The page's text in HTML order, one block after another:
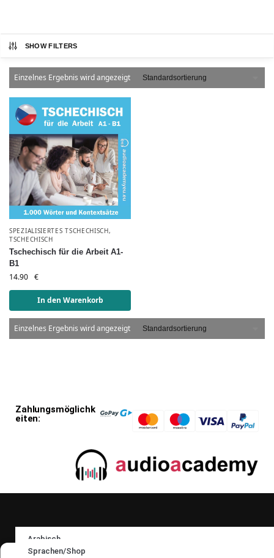
SHOW FILTERS
Einzelnes Ergebnis wird angezeigt
SPEZIALISIERTES TSCHECHISCH,
TSCHECHISCH
Tschechisch für die Arbeit A1-
B1
14.90 €
In den Warenkorb
Einzelnes Ergebnis wird angezeigt
Zahlungsmöglichk
eiten:
Arabisch
Sprachen/Shop
Folgen Sie uns: